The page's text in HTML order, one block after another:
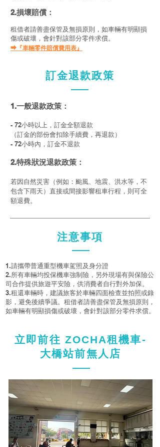
2.損壞賠償：
租借者請善盡保管及無損原則，如車輛有明顯損
傷或破壞，會針對該部分零件求償。
⮕『車輛零件賠償費用表』
訂金退款政策
1.一般退款政策：
- 72小時以上，訂金全額退款
（訂金的部份會扣除手續費，再退款）
- 72小時內，訂金不退款
2.特殊狀況退款政策 ：
若因自然災害（例如：颱風、地震、洪水等，不
包含下雨天）直接或間接影響租車行程，則可全
額退費。
注意事項
1.請攜帶普通重型機車駕照及身分證
2.所有車輛均投保機車強制險，另外現場有與保險公
司合作提供旅遊平安險，供消費者自行對外加保。
3.租還車輛時，建議旅客於車輛四面檢查並拍照或錄
影，避免後續爭議。租借者請善盡保管及無損原則，
如車輛有明顯損傷或破壞，會針對該部分零件求償。
​立即前往 ZOCHA租機車-
大橋站前無人店